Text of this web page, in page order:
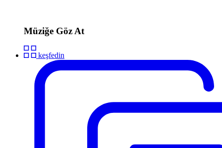
Müziğe Göz At
keşfedin